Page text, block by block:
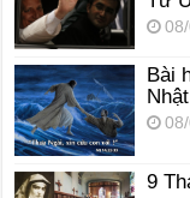
Bài
9